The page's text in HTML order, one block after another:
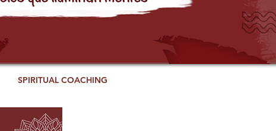
SPIRITUAL COACHING